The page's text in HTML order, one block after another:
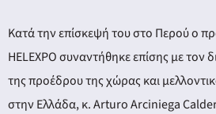
Κατά την επίσκεψή του στο Περού ο
HELEXPO συναντήθηκε επίσης με τον
της προέδρου της χώρας και
στην Ελλάδα, κ. Arturo Arciniega